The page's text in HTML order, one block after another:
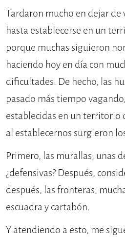
Tardaron mucho en dejar de
hasta establecerse en un
porque muchas siguieron
haciendo hoy en día con
dificultades. De hecho, las
pasado más tiempo
establecidas en un territorio
al establecernos surgieron
Primero, las murallas; unas
¿defensivas? Después,
después, las fronteras;
escuadra y cartabón.
Y atendiendo a esto, me